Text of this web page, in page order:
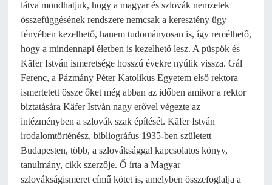
látva mondhatjuk, hogy a magyar és szlovák nemzetek
összefüggésének rendszere nemcsak a keresztény ügy
fényében kezelhető, hanem tudományosan is, így remélhető,
hogy a mindennapi életben is kezelhető lesz. A püspök és
Käfer István ismeretsége hosszú évekre nyúlik vissza. Gál
Ferenc, a Pázmány Péter Katolikus Egyetem első rektora
ismertetett össze őket még abban az időben amikor a rektor
biztatására Käfer István nagy erővel végezte az
intézményben a szlovák szak építését. Käfer István
irodalomtörténész, bibliográfus 1935-ben született
Budapesten, több, a szlováksággal kapcsolatos könyv,
tanulmány, cikk szerzője. Ő írta a Magyar
szlovákságismeret című kötet is, amelyben összefoglalja a